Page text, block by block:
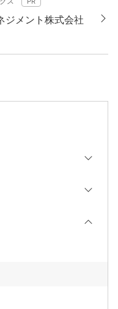
ジメント株式会社